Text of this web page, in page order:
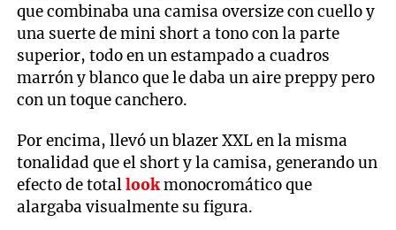
que combinaba una camisa oversize con cuello y
una suerte de mini short a tono con la parte
superior, todo en un estampado a cuadros
marrón y blanco que le daba un aire preppy pero
con un toque canchero.
Por encima, llevó un blazer XXL en la misma
tonalidad que el short y la camisa, generando un
efecto de totallookmonocromático que
alargaba visualmente su figura.